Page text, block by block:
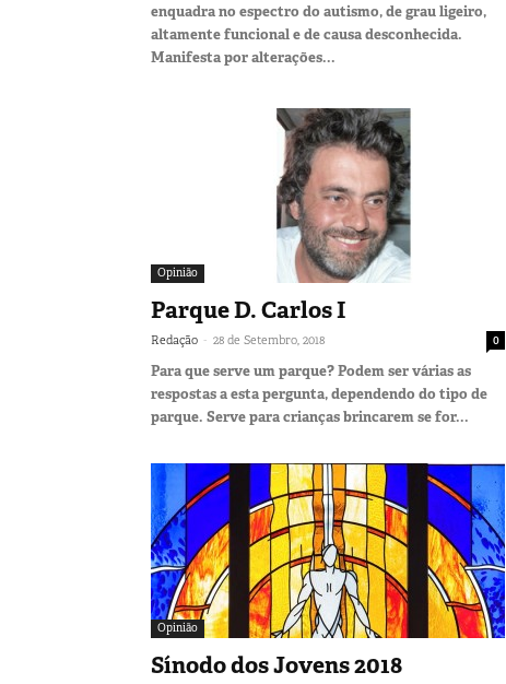
enquadra no espectro do autismo, de grau ligeiro,
altamente funcional e de causa desconhecida.
Manifesta por alterações...
Opinião
Parque D. Carlos I
Redação - 28 de Setembro, 2018 0
Para que serve um parque? Podem ser várias as
respostas a esta pergunta, dependendo do tipo de
parque. Serve para crianças brincarem se for...
Opinião
Sínodo dos Jovens 2018